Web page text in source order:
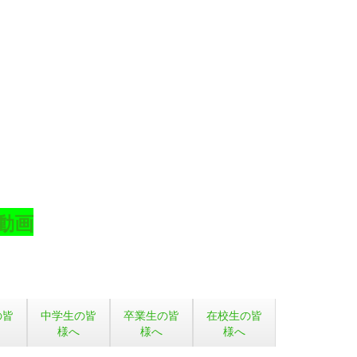
画
中学生の皆
様へ
卒業生の皆
様へ
在校生の皆
様へ